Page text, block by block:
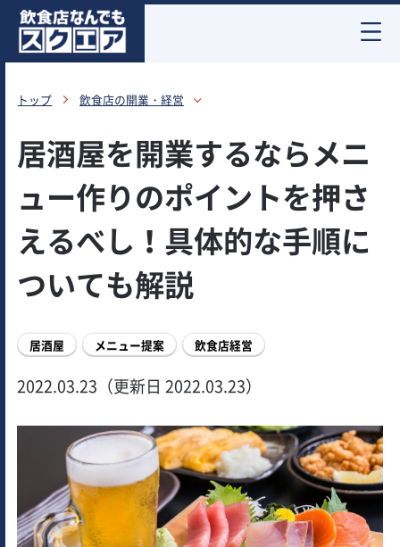
トップ 飲食店の開業・経営
居酒屋を開業するならメニ
ュー作りのポイントを押さ
えるべし！具体的な手順に
ついても解説
居酒屋 メニュー提案 飲食店経営
2022.03.23（更新日 2022.03.23）